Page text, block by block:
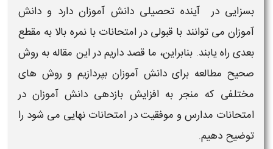
بسزایی در آینده تحصیلیدانش آموزاندارد و دانش
آموزان می توانند با قبولی در امتحانات با نمره بالا به مقطع
بعدی راه یابند. بنابراین، ما قصد داریم در این مقاله به روش
صحیح مطالعه برای دانش آموزان بپردازیم و روش های
مختلفی که منجر به افزایش بازدهی دانش آموزاندر
امتحانات مدارسو موفقیت در امتحانات نهایی می شود را
توضیح دهیم.